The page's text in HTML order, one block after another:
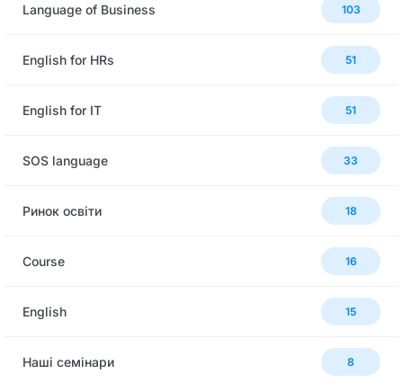
Language of Business 103
English for HRs 51
English for IT 51
SOS language 33
Ринок освіти 18
Сourse 16
English 15
Наші семінари 8